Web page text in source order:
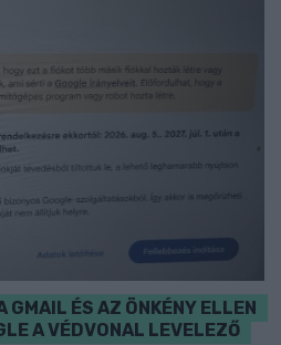
GMAIL ÉS AZ ÖNKÉNY ELLEN
A VÉDVONAL LEVELEZŐ